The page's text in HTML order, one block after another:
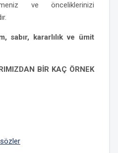
ve önceliklerinizi
sabır, kararlılık ve ümit
BİR KAÇ ÖRNEK